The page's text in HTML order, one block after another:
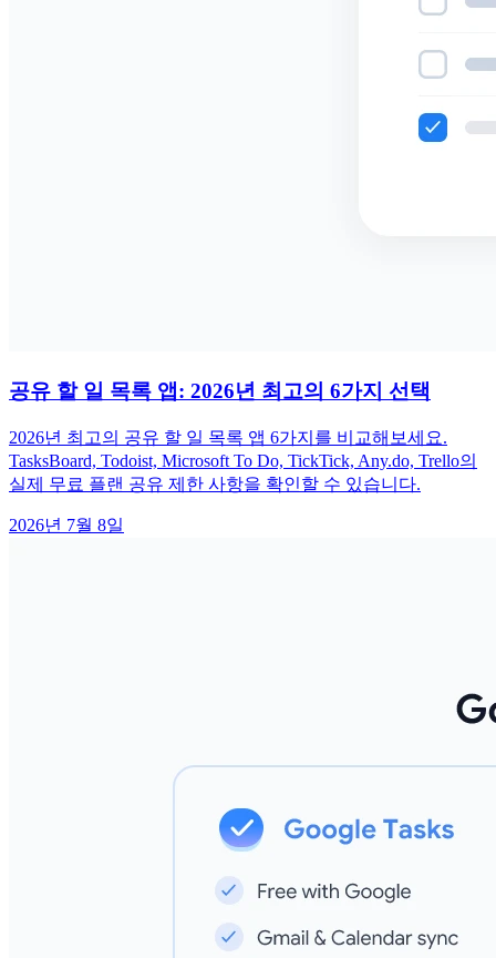
공유 할 일 목록 앱: 2026년 최고의 6가지 선택
2026년 최고의 공유 할 일 목록 앱 6가지를 비교해보세요.
TasksBoard, Todoist, Microsoft To Do, TickTick, Any.do, Trello의
실제 무료 플랜 공유 제한 사항을 확인할 수 있습니다.
2026년 7월 8일